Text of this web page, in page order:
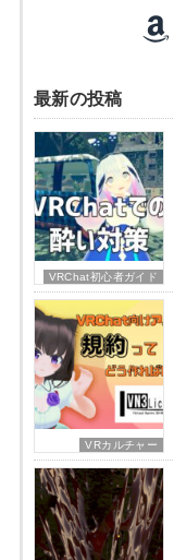
最新の投稿
VRChat初心者ガイド
VRカルチャー